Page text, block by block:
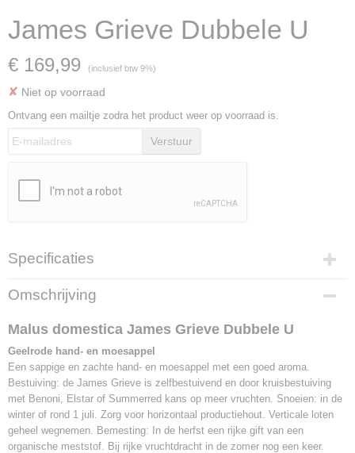
James Grieve Dubbele U
€ 169,99 (inclusief btw 9%)
✘ Niet op voorraad
Ontvang een mailtje zodra het product weer op voorraad is.
Verstuur
Specificaties
Productcode
F1515C
Bruto gewicht
Hoogte
160 cm (inclusief pot)
Breedte
100 cm
Inhoud pot
35 Liter
Omschrijving
Malus domestica James Grieve Dubbele U
Geelrode hand- en moesappel
Een sappige en zachte hand- en moesappel met een goed aroma.
Bestuiving: de James Grieve is zelfbestuivend en door kruisbestuiving
met Benoni, Elstar of Summerred kans op meer vruchten. Snoeien: in de
winter of rond 1 juli. Zorg voor horizontaal productiehout. Verticale loten
geheel wegnemen. Bemesting: In de herfst een rijke gift van een
organische meststof. Bij rijke vruchtdracht in de zomer nog een keer.